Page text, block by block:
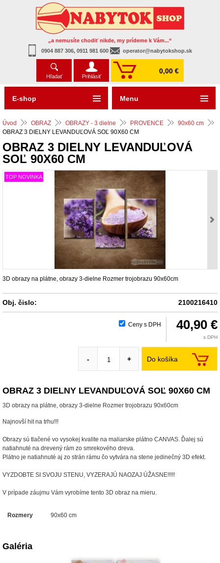
„a nemusíte chodiť nikde, my prídeme k Vám...“
0904 887 306, 0911 981 600
operator@nabytokshop.sk
Hľadať Prihlásiť
0,00 €
Úvod OBRAZ OBRAZY - 3 dielne PROVENCE
90x60 cm
OBRAZ 3 DIELNY LEVANDUĽOVÁ SOĽ 90X60 CM
OBRAZ 3 DIELNY LEVANDUĽOVÁ
SOĽ 90X60 CM
TOP NOVINKA
3D obrazy na plátne, obrazy 3-dielne Rozmer trojobrazu 90x60cm
Obj. čislo: 2100216410
Ceny s DPH 40,90 €
s DPH
Do košíka
- +
OBRAZ 3 DIELNY LEVANDUĽOVÁ SOĽ 90X60 CM
3D obrazy na plátne, obrazy 3-dielne Rozmer trojobrazu 90x60cm
Najnovší hit na trhu!!!
Obrazy sú tlačené vo vysokej kvalite na maliarske plátno CANVAS. Ďalej sú
natiahnuté na drevený rám zo smrekového dreva.
Plátno je natiahnuté aj zo strán rámu čo vytvára na stene jedinečný 3D efekt.
VYZDOBTE SI SVOJU STENU, VYZERAJÚ NAOZAJ ÚŽASNE!!!!!
V prípade záujmu Vám vyrobíme tento 3D obraz na mieru.
Rozmery 90x60 cm
Galéria
E-shop Menu